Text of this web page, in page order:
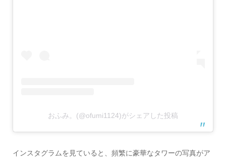
おふみ。(@ofumi1124)がシェアした投稿
インスタグラムを見ていると、頻繁に豪華なタワーの写真がア